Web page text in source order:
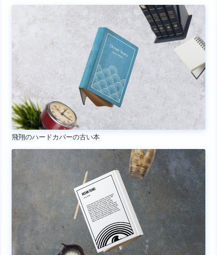
飛翔のハードカバーの古い本